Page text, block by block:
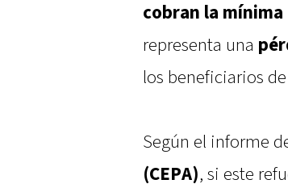
cobran la mínima
representa una
los beneficiarios
Según el informe
(CEPA), si este